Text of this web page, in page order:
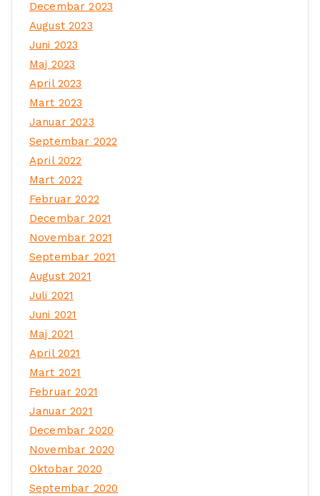
Decembar 2023
August 2023
Juni 2023
Maj 2023
April 2023
Mart 2023
Januar 2023
Septembar 2022
April 2022
Mart 2022
Februar 2022
Decembar 2021
Novembar 2021
Septembar 2021
August 2021
Juli 2021
Juni 2021
Maj 2021
April 2021
Mart 2021
Februar 2021
Januar 2021
Decembar 2020
Novembar 2020
Oktobar 2020
Septembar 2020